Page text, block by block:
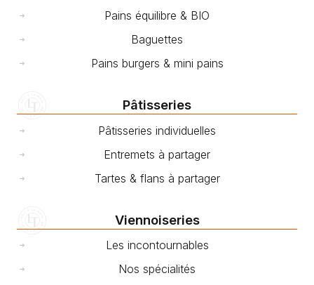
Pains équilibre & BIO
Baguettes
Pains burgers & mini pains
Pâtisseries
Pâtisseries individuelles
Entremets à partager
Tartes & flans à partager
Viennoiseries
Les incontournables
Nos spécialités